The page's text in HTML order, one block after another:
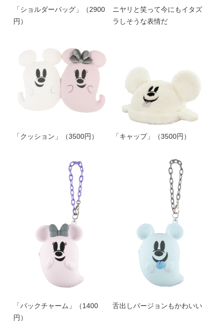
「ショルダーバッグ」（2900
円）
ニヤリと笑って今にもイタズ
ラしそうな表情だ
「クッション」（3500円） 「キャップ」（3500円）
「バックチャーム」（1400
円）
舌出しバージョンもかわいい